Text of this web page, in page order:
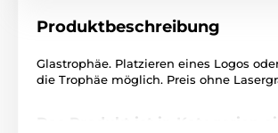
Produktbeschreibung
Glastrophäe. Platzieren eines Logos
die Trophäe möglich. Preis ohne
Das Produkt ist in Kategorien